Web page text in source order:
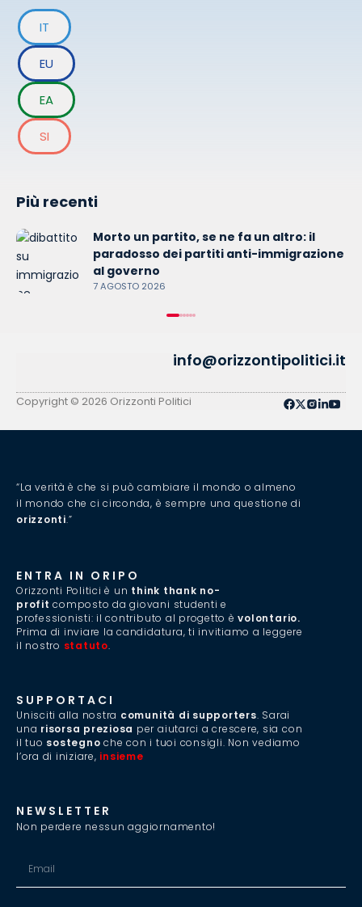
IT
EU
EA
SI
Più recenti
Morto un partito, se ne fa un altro: il
paradosso dei partiti anti-immigrazione
al governo
7 AGOSTO 2026
info@orizzontipolitici.it
Copyright © 2026 Orizzonti Politici
“La verità è che si può cambiare il mondo o almeno
il mondo che ci circonda, è sempre una questione di
orizzonti.”
ENTRA IN ORIPO
Orizzonti Politici è un think thank no-
profit composto da giovani studenti e
professionisti: il contributo al progetto èvolontario.
Prima di inviare la candidatura, ti invitiamo a leggere
il nostro statuto.
SUPPORTACI
Unisciti alla nostra comunità di supporters. Sarai
una risorsa preziosa per aiutarci a crescere, sia con
il tuo sostegno che con i tuoi consigli. Non vediamo
l’ora di iniziare, insieme
NEWSLETTER
Non perdere nessun aggiornamento!